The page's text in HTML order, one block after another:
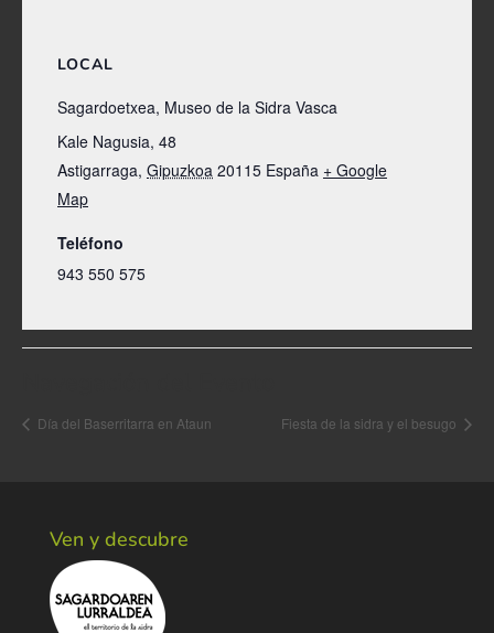
LOCAL
Sagardoetxea, Museo de la Sidra Vasca
Kale Nagusia, 48
Astigarraga, Gipuzkoa 20115 España + Google
Map
Teléfono
943 550 575
Día del Baserritarra en Ataun Fiesta de la sidra y el besugo
Ven y descubre